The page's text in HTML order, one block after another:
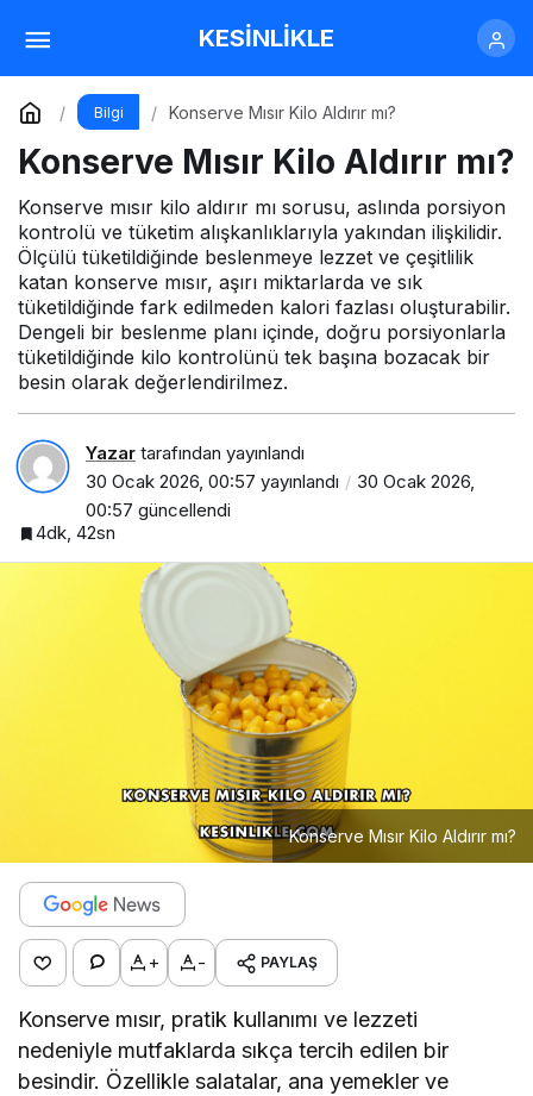
KESİNLİKLE
Bilgi Konserve Mısır Kilo Aldırır mı?
Konserve Mısır Kilo Aldırır mı?
Konserve mısır kilo aldırır mı sorusu, aslında porsiyon
kontrolü ve tüketim alışkanlıklarıyla yakından ilişkilidir.
Ölçülü tüketildiğinde beslenmeye lezzet ve çeşitlilik
katan konserve mısır, aşırı miktarlarda ve sık
tüketildiğinde fark edilmeden kalori fazlası oluşturabilir.
Dengeli bir beslenme planı içinde, doğru porsiyonlarla
tüketildiğinde kilo kontrolünü tek başına bozacak bir
besin olarak değerlendirilmez.
Yazar tarafından yayınlandı
30 Ocak 2026, 00:57 yayınlandı
30 Ocak 2026,
00:57 güncellendi
4dk, 42sn
Konserve Mısır Kilo Aldırır mı?
+ - PAYLAŞ
Konserve mısır, pratik kullanımı ve lezzeti
nedeniyle mutfaklarda sıkça tercih edilen bir
besindir. Özellikle salatalar, ana yemekler ve
Hazır Çorba Kilo Aldırır mı?
Yorum Yap